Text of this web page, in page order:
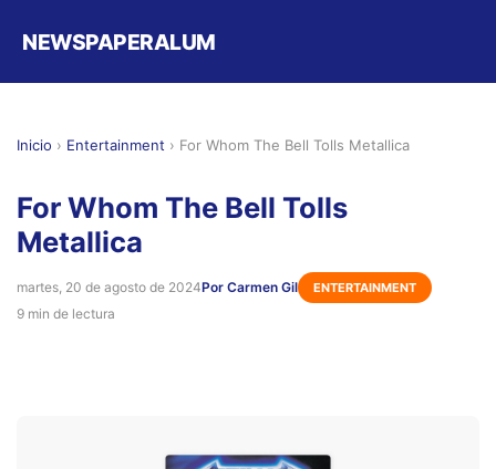
NEWSPAPERALUM
Inicio › Entertainment › For Whom The Bell Tolls Metallica
For Whom The Bell Tolls
Metallica
martes, 20 de agosto de 2024Por Carmen Gil ENTERTAINMENT
9 min de lectura